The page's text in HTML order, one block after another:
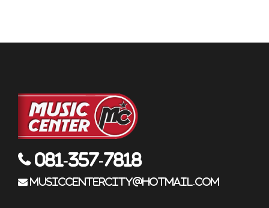
081-357-7818
musiccentercity@hotmail.com